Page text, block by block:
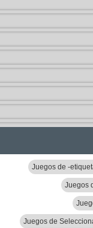
Juegos de -
Juegos
Juegos de